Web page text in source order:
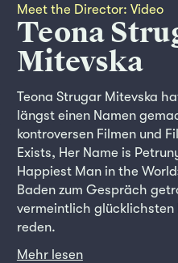
Meet the Director: Video
Teona
Mitevska
Teona Strugar Mitevska
längst einen Namen
kontroversen Filmen und
Exists, Her Name is
Happiest Man in the
Baden zum Gespräch
vermeintlich glücklichsten
reden.
Mehr lesen